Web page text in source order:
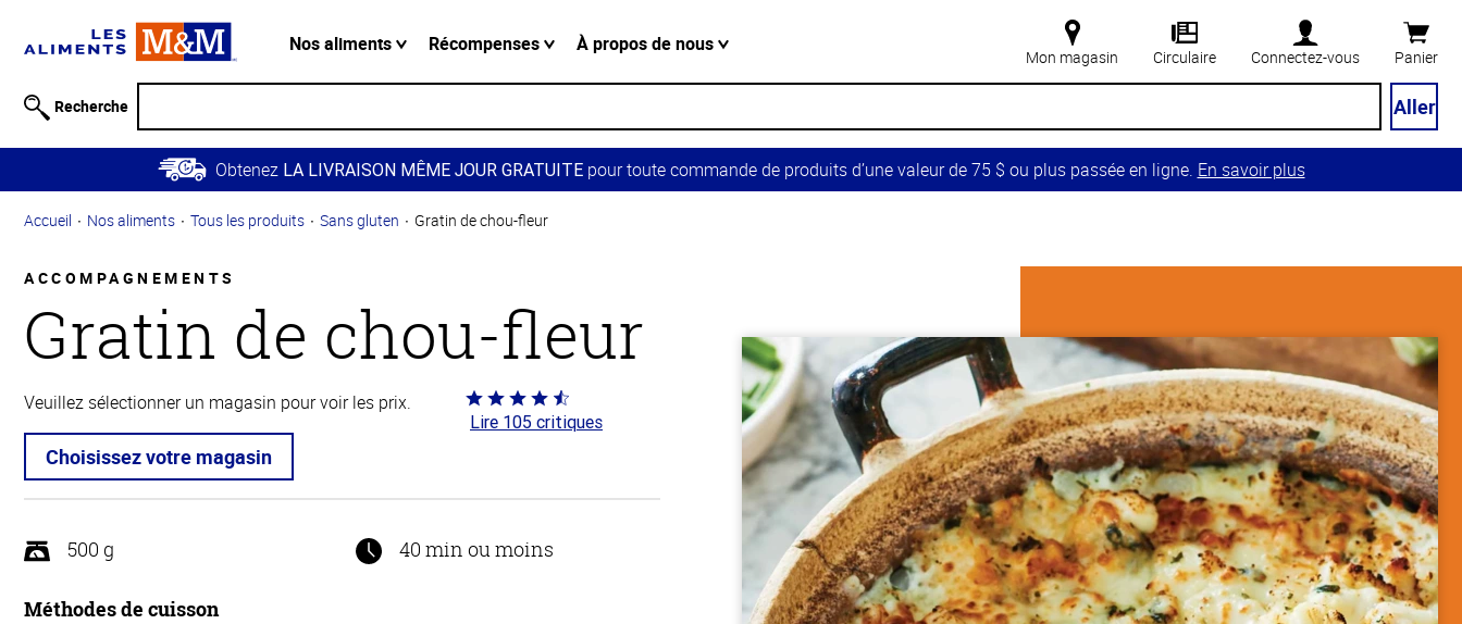
relative à
Passer
contenu
Retour à
principale
Nos aliments Récompenses À propos de nous
Mon magasin Circulaire Connectez-vous Panier
Recherche Aller
Obtenez LA LIVRAISON MÊME JOUR GRATUITEpour toute commande de produits d’une valeur de 75 $ ou plus passée en ligne. En savoir plus
Accueil Nos aliments Tous les produits Sans gluten Gratin de chou-fleur
ACCOMPAGNEMENTS
Gratin de chou-fleur
Veuillez sélectionner un magasin pour voir les prix.
Choisissez votre magasin
Coté
4.3 sur
Lire 105 critiques
500 g 40 min ou moins
Méthodes de cuisson